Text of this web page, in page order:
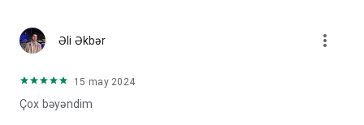
Əli Əkbər more_vert
15 may 2024
Çox bəyəndim